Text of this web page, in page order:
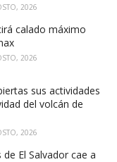
2026
calado máximo
2026
sus actividades
del volcán de
2026
El Salvador cae a